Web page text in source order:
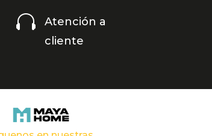

Atención a
cliente